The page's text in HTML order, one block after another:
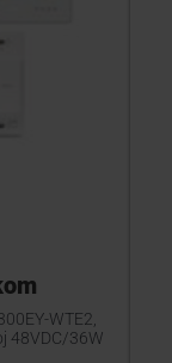
WTE2,
48VDC/36W